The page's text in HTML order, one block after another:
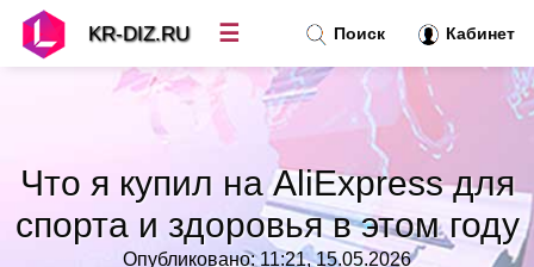
Что я купил на AliExpress для
спорта и здоровья в этом году
Опубликовано: 11:21, 15.05.2026
Поиск Кабинет
KR-DIZ.RU ☰
Топ новостей
»